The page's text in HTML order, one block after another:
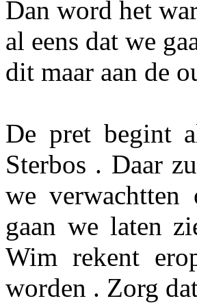
Dan word het
al eens dat we
dit maar aan de
De pret begint
Sterbos . Daar
we
gaan we laten
Wim rekent
worden . Zorg